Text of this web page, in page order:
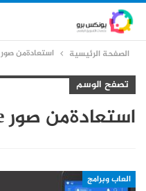
الصفحة الرئيسية استعادةمن صور Google
تصفح الوسم
استعادةمن صور Google
العاب وبرامج